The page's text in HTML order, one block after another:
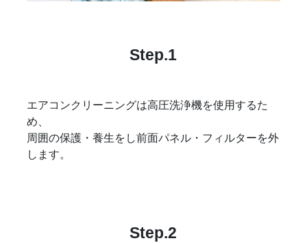
Step.1
エアコンクリーニングは高圧洗浄機を使用するた
め、
周囲の保護・養生をし前面パネル・フィルターを外
します。
Step.2